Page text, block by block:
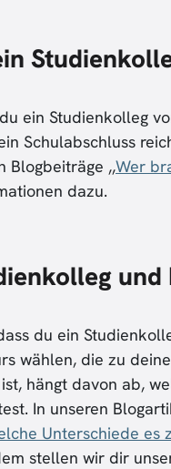
ein Studienkolleg
Schulabschluss
Blogbeiträge ,,Wer
dazu.
du ein
wählen, die zu
hängt davon ab,
In unseren
Unterschiede
stellen wir dir